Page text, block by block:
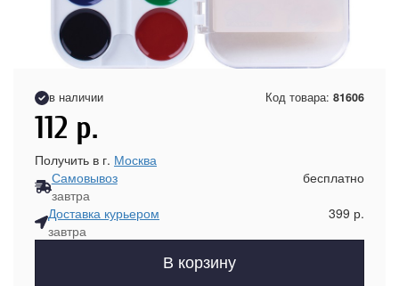
в наличии Код товара: 81606
112 р.
Получить в г. Москва
Самовывоз
завтра
бесплатно
Доставка курьером
завтра
399 р.
В корзину